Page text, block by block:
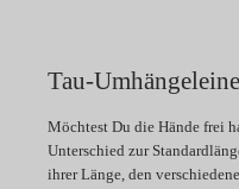
Tau-
Möchtest Du die Hände frei
Unterschied zur
ihrer Länge, den